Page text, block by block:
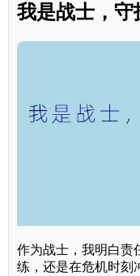
我是战士，守
作为战士，我明白责
练，还是在危机时刻